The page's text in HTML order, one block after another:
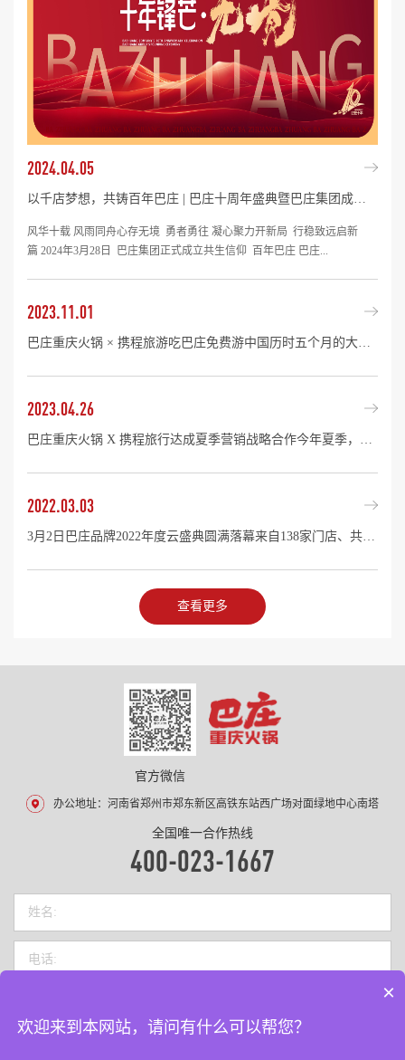
2024.04.05
风华十载 风雨同舟心存无境 勇者勇往 凝心聚力开新局 行稳致远启新
篇 2024年3月28日 巴庄集团正式成立共生信仰 百年巴庄 巴庄...
2023.11.01
2023.04.26
2022.03.03
查看更多
官方微信
办公地址：河南省郑州市郑东新区高铁东站西广场对面绿地中心南塔
全国唯一合作热线
400-023-1667
×
欢迎来到本网站，请问有什么可以帮您？